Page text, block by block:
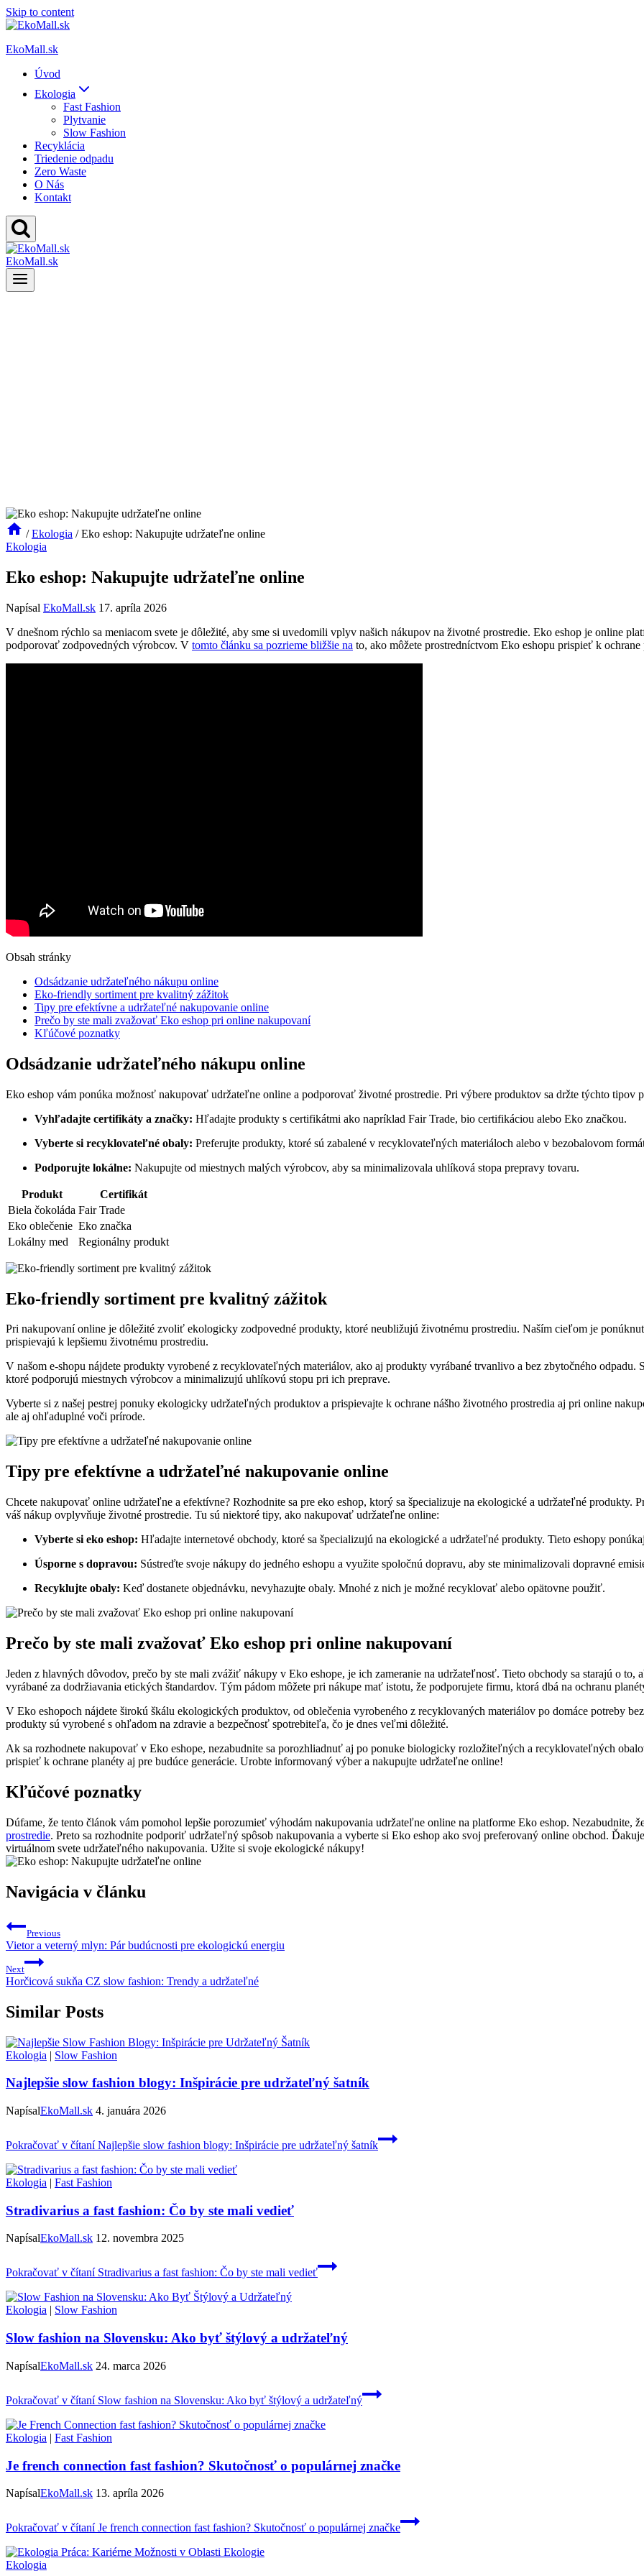
Skip to content
EkoMall.sk
Úvod
Ekologia
Fast Fashion
Plytvanie
Slow Fashion
Recyklácia
Triedenie odpadu
Zero Waste
O Nás
Kontakt
EkoMall.sk
/ Ekologia / Eko eshop: Nakupujte udržateľne online
Ekologia
Eko eshop: Nakupujte udržateľne online
Napísal EkoMall.sk 17. apríla 2026
V dnešnom rýchlo sa meniacom svete je dôležité, aby sme si uvedomili vplyv našich nákupov na životné prostredie. Eko eshop je online
podporovať zodpovedných výrobcov. V tomto článku sa pozrieme bližšie na to, ako môžete prostredníctvom Eko eshopu prispieť k
Obsah stránky
Odsádzanie udržateľného nákupu online
Eko-friendly sortiment pre kvalitný zážitok
Tipy pre efektívne a udržateľné nakupovanie online
Prečo by ste mali zvažovať Eko eshop pri online nakupovaní
Kľúčové poznatky
Odsádzanie udržateľného nákupu online
Eko eshop vám ponúka možnosť nakupovať udržateľne online a podporovať životné prostredie. Pri výbere produktov sa držte týchto tipov
Vyhľadajte certifikáty a značky: Hľadajte produkty s certifikátmi ako napríklad Fair Trade, bio certifikáciou alebo Eko značkou.
Vyberte si recyklovateľné obaly: Preferujte produkty, ktoré sú zabalené v recyklovateľných materiáloch alebo v bezobalovom
Podporujte lokálne: Nakupujte od miestnych malých výrobcov, aby sa minimalizovala uhlíková stopa prepravy tovaru.
Produkt
Certifikát
Biela čokoláda Fair Trade
Eko oblečenie Eko značka
Lokálny med
Regionálny produkt
Eko-friendly sortiment pre kvalitný zážitok
Pri nakupovaní online je dôležité zvoliť ekologicky zodpovedné produkty, ktoré neubližujú životnému prostrediu. Naším cieľom je
prispievajú k lepšiemu životnému prostrediu.
V našom e-shopu nájdete produkty vyrobené z recyklovateľných materiálov, ako aj produkty vyrábané trvanlivo a bez zbytočného odpadu.
ktoré podporujú miestnych výrobcov a minimalizujú uhlíkovú stopu pri ich preprave.
Vyberte si z našej pestrej ponuky ekologicky udržateľných produktov a prispievajte k ochrane nášho životného prostredia aj pri online
ale aj ohľaduplné voči prírode.
Tipy pre efektívne a udržateľné nakupovanie online
Chcete nakupovať online udržateľne a efektívne? Rozhodnite sa pre eko eshop, ktorý sa špecializuje na ekologické a udržateľné produkty.
váš nákup ovplyvňuje životné prostredie. Tu sú niektoré tipy, ako nakupovať udržateľne online:
Vyberte si eko eshop: Hľadajte internetové obchody, ktoré sa špecializujú na ekologické a udržateľné produkty. Tieto eshopy
Úsporne s dopravou: Sústreďte svoje nákupy do jedného eshopu a využite spoločnú dopravu, aby ste minimalizovali dopravné
Recyklujte obaly: Keď dostanete objednávku, nevyhazujte obaly. Mnohé z nich je možné recyklovať alebo opätovne použiť.
Prečo by ste mali zvažovať Eko eshop pri online nakupovaní
Jeden z hlavných dôvodov, prečo by ste mali zvážiť nákupy v Eko eshope, je ich zameranie na udržateľnosť. Tieto obchody sa starajú o
vyrábané za dodržiavania etických štandardov. Tým pádom môžete pri nákupe mať istotu, že podporujete firmu, ktorá dbá na ochranu
V Eko eshopoch nájdete širokú škálu ekologických produktov, od oblečenia vyrobeného z recyklovaných materiálov po domáce potreby
produkty sú vyrobené s ohľadom na zdravie a bezpečnosť spotrebiteľa, čo je dnes veľmi dôležité.
Ak sa rozhodnete nakupovať v Eko eshope, nezabudnite sa porozhliadnuť aj po ponuke biologicky rozložiteľných a recyklovateľných
prispieť k ochrane planéty aj pre budúce generácie. Urobte informovaný výber a nakupujte udržateľne online!
Kľúčové poznatky
Dúfame, že tento článok vám pomohol lepšie porozumieť výhodám nakupovania udržateľne online na platforme Eko eshop. Nezabudnite,
prostredie. Preto sa rozhodnite podporiť udržateľný spôsob nakupovania a vyberte si Eko eshop ako svoj preferovaný online obchod.
virtuálnom svete udržateľného nakupovania. Užite si svoje ekologické nákupy!
Navigácia v článku
Previous
Vietor a veterný mlyn: Pár budúcnosti pre ekologickú energiu
Next
Horčicová sukňa CZ slow fashion: Trendy a udržateľné
Similar Posts
Ekologia | Slow Fashion
Najlepšie slow fashion blogy: Inšpirácie pre udržateľný šatník
NapísalEkoMall.sk 4. januára 2026
Pokračovať v čítaníNajlepšie slow fashion blogy: Inšpirácie pre udržateľný šatník
Ekologia | Fast Fashion
Stradivarius a fast fashion: Čo by ste mali vedieť
NapísalEkoMall.sk 12. novembra 2025
Pokračovať v čítaníStradivarius a fast fashion: Čo by ste mali vedieť
Ekologia | Slow Fashion
Slow fashion na Slovensku: Ako byť štýlový a udržateľný
NapísalEkoMall.sk 24. marca 2026
Pokračovať v čítaníSlow fashion na Slovensku: Ako byť štýlový a udržateľný
Ekologia | Fast Fashion
Je french connection fast fashion? Skutočnosť o populárnej značke
NapísalEkoMall.sk 13. apríla 2026
Pokračovať v čítaníJe french connection fast fashion? Skutočnosť o populárnej značke
Ekologia